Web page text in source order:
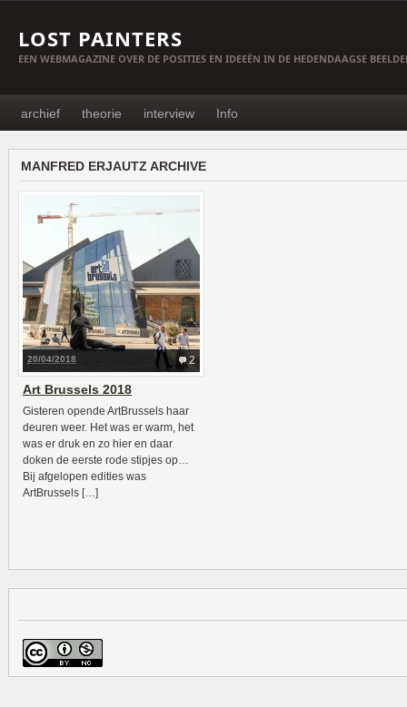
LOST PAINTERS
EEN WEBMAGAZINE OVER DE POSITIES EN IDEEËN IN DE HEDENDAAGSE
archief theorie interview Info
MANFRED ERJAUTZ ARCHIVE
2
20/04/2018
Art Brussels 2018
Gisteren opende ArtBrussels haar
deuren weer. Het was er warm, het
was er druk en zo hier en daar
doken de eerste rode stipjes op…
Bij afgelopen edities was
ArtBrussels […]